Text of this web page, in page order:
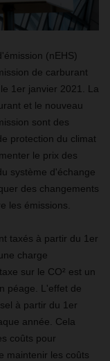
(nEHS)
de carburant
1er janvier 2021. La
et le nouveau
sont des
protection du climat
le prix des
système d'échange
des changements
les émissions.
taxés à partir du 1er
charge
sur le CO² est un
péage. L'effet de
à partir du 1er
année. Cela
coûts pour
maintenir les coûts